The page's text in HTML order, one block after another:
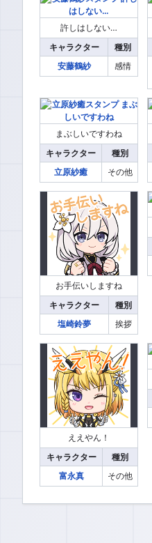
許しはしない…
キャラクター
種別
安藤鶴紗
感情
まぶしいですわね
キャラクター
種別
立原紗癒
その他
お手伝いしますね
キャラクター
種別
塩崎鈴夢
挨拶
ええやん！
キャラクター
種別
富永真
その他